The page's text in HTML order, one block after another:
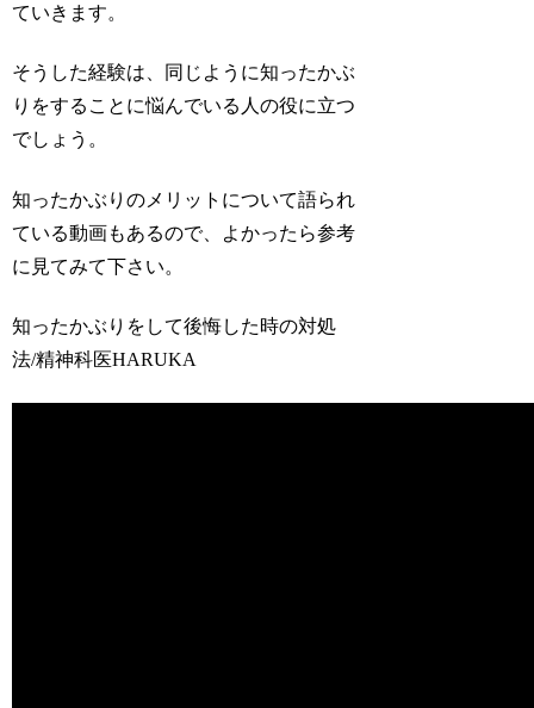
ていきます。
そうした経験は、同じように知ったかぶ
りをすることに悩んでいる人の役に立つ
でしょう。
知ったかぶりのメリットについて語られ
ている動画もあるので、よかったら参考
に見てみて下さい。
知ったかぶりをして後悔した時の対処
法/精神科医HARUKA